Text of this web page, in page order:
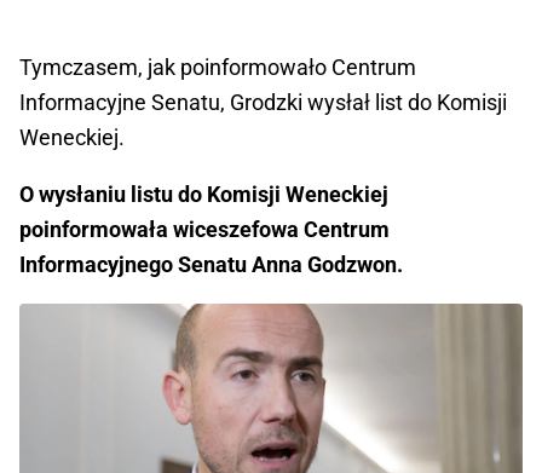
Tymczasem, jak poinformowało Centrum
Informacyjne Senatu, Grodzki wysłał list do Komisji
Weneckiej.
O wysłaniu listu do Komisji Weneckiej
poinformowała wiceszefowa Centrum
Informacyjnego Senatu Anna Godzwon.